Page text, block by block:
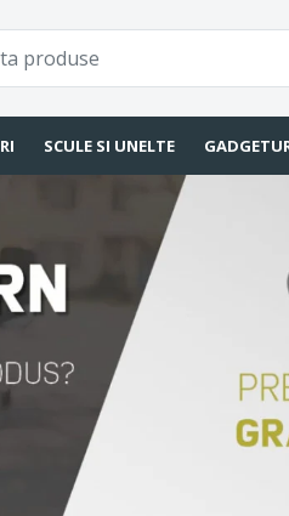
SCULE SI UNELTE